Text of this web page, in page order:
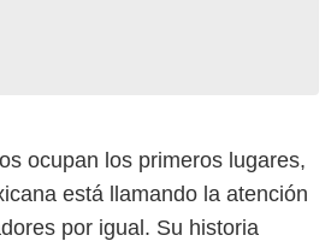
ocupan los primeros lugares,
está llamando la atención
por igual. Su historia